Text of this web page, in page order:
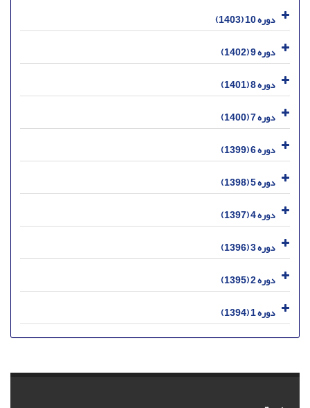
دوره 10 (1403)
دوره 9 (1402)
دوره 8 (1401)
دوره 7 (1400)
دوره 6 (1399)
دوره 5 (1398)
دوره 4 (1397)
دوره 3 (1396)
دوره 2 (1395)
دوره 1 (1394)